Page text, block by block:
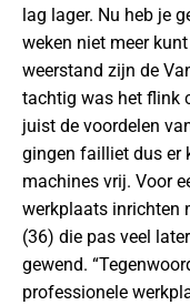
lag lager. Nu heb je
weken niet meer
weerstand zijn de
tachtig was het flink
juist de voordelen
gingen failliet dus er
machines vrij. Voor
werkplaats inrichten
(36) die pas veel
gewend.
professionele